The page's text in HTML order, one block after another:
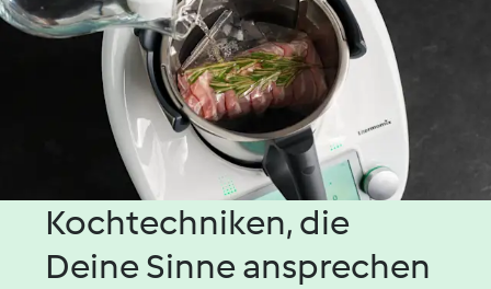
Kochtechniken, die
Deine Sinne ansprechen